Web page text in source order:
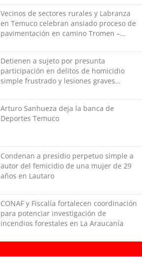
Vecinos de sectores rurales y Labranza
en Temuco celebran ansiado proceso de
pavimentación en camino Tromen –
Detienen a sujeto por presunta
participación en delitos de homicidio
simple frustrado y lesiones graves
Arturo Sanhueza deja la banca de
Deportes Temuco
Condenan a presidio perpetuo simple a
autor del femicidio de una mujer de 29
años en Lautaro
CONAF y Fiscalía fortalecen coordinación
para potenciar investigación de
incendios forestales en La Araucanía